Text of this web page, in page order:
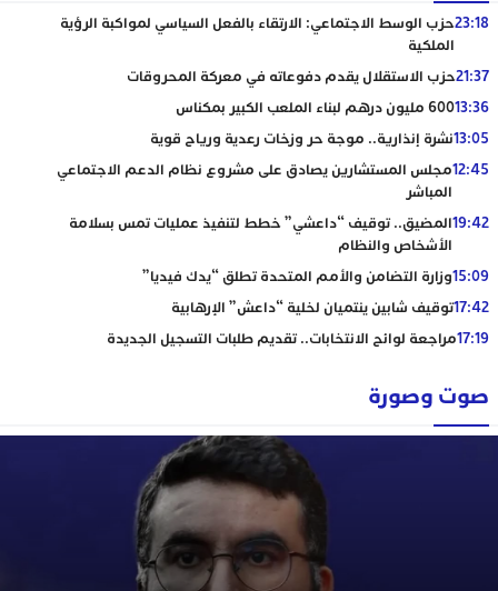
23:18حزب الوسط الاجتماعي: الارتقاء بالفعل السياسي لمواكبة الرؤية
الملكية
21:37حزب الاستقلال يقدم دفوعاته في معركة المحروقات
13:36600 مليون درهم لبناء الملعب الكبير بمكناس
13:05نشرة إنذارية.. موجة حر وزخات رعدية ورياح قوية
12:45مجلس المستشارين يصادق على مشروع نظام الدعم الاجتماعي
المباشر
19:42المضيق.. توقيف “داعشي” خطط لتنفيذ عمليات تمس بسلامة
الأشخاص والنظام
15:09وزارة التضامن والأمم المتحدة تطلق “يدك فيديا”
17:42توقيف شابين ينتميان لخلية “داعش” الإرهابية
17:19مراجعة لوائح الانتخابات.. تقديم طلبات التسجيل الجديدة
صوت وصورة